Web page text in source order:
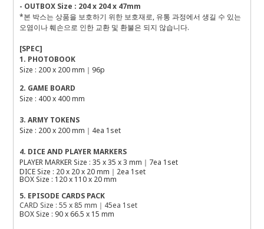
- OUTBOX Size : 204 x 204 x 47mm
*본 박스는 상품을 보호하기 위한 보호재로, 유통 과정에서 생길 수 있는
오염이나 훼손으로 인한 교환 및 환불은 되지 않습니다.
[SPEC]
1. PHOTOBOOK
Size : 200 x 200 mm｜96p
2. GAME BOARD
Size : 400 x 400 mm
3. ARMY TOKENS
Size : 200 x 200 mm｜4ea 1set
4. DICE AND PLAYER MARKERS
PLAYER MARKER Size : 35 x 35 x 3 mm｜7ea 1set
DICE Size : 20 x 20 x 20 mm｜2ea 1set
BOX Size : 120 x 110 x 20 mm
5. EPISODE CARDS PACK
CARD Size : 55 x 85 mm｜45ea 1set
BOX Size : 90 x 66.5 x 15 mm